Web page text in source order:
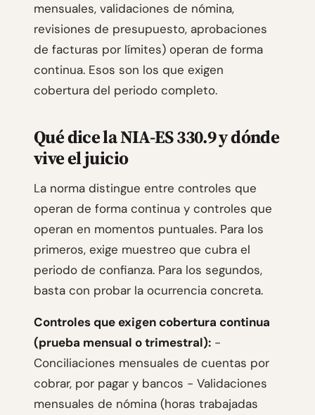
mensuales, validaciones de nómina,
revisiones de presupuesto, aprobaciones
de facturas por límites) operan de forma
continua. Esos son los que exigen
cobertura del periodo completo.
Qué dice la NIA-ES 330.9 y dónde
vive el juicio
La norma distingue entre controles que
operan de forma continua y controles que
operan en momentos puntuales. Para los
primeros, exige muestreo que cubra el
periodo de confianza. Para los segundos,
basta con probar la ocurrencia concreta.
Controles que exigen cobertura continua
(prueba mensual o trimestral): -
Conciliaciones mensuales de cuentas por
cobrar, por pagar y bancos - Validaciones
mensuales de nómina (horas trabajadas